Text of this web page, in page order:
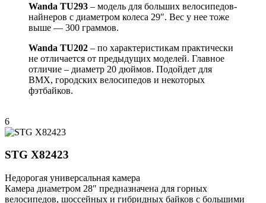
Wanda TU293 – модель для больших велосипедов-
найнеров с диаметром колеса 29″. Вес у нее тоже
выше — 300 граммов.
Wanda TU202 – по характеристикам практически
не отличается от предыдущих моделей. Главное
отличие – диаметр 20 дюймов. Подойдет для
BMX, городских велосипедов и некоторых
фэтбайков.
6
STG Х82423
Недорогая универсальная камера
Камера диаметром 28″ предназначена для горных
велосипедов, шоссейных и гибридных байков с большими